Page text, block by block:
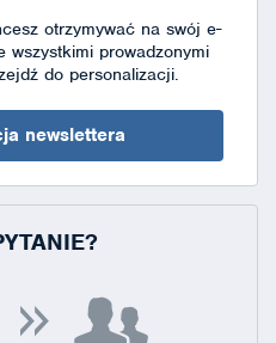
otrzymywać na swój e-
wszystkimi prowadzonymi
do personalizacji.
newslettera